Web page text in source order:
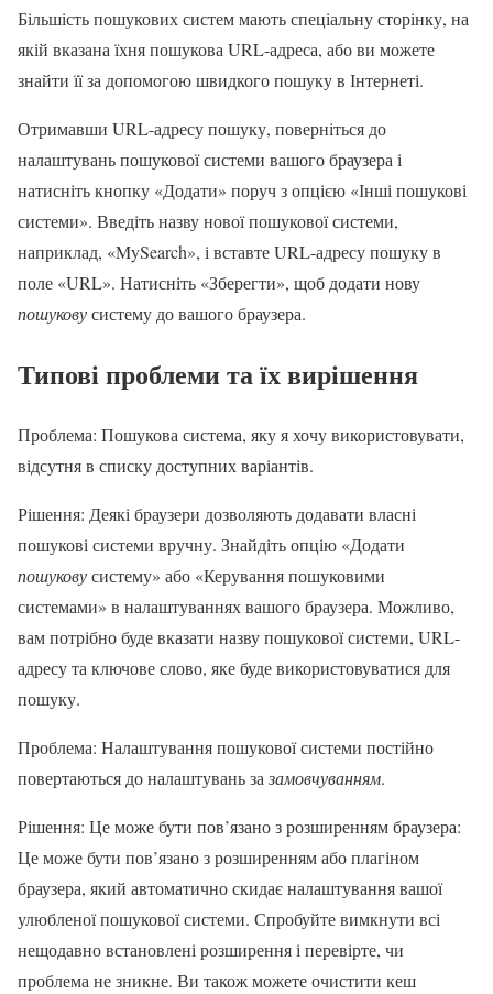
Більшість пошукових систем мають спеціальну сторінку, на
якій вказана їхня пошукова URL-адреса, або ви можете
знайти її за допомогою швидкого пошуку в Інтернеті.
Отримавши URL-адресу пошуку, поверніться до
налаштувань пошукової системи вашого браузера і
натисніть кнопку «Додати» поруч з опцією «Інші пошукові
системи». Введіть назву нової пошукової системи,
наприклад, «MySearch», і вставте URL-адресу пошуку в
поле «URL». Натисніть «Зберегти», щоб додати нову
пошуковусистему до вашого браузера.
Типові проблеми та їх вирішення
Проблема: Пошукова система, яку я хочу використовувати,
відсутня в списку доступних варіантів.
Рішення: Деякі браузери дозволяють додавати власні
пошукові системи вручну. Знайдіть опцію «Додати
пошуковусистему» або «Керування пошуковими
системами» в налаштуваннях вашого браузера. Можливо,
вам потрібно буде вказати назву пошукової системи, URL-
адресу та ключове слово, яке буде використовуватися для
пошуку.
Проблема: Налаштування пошукової системи постійно
повертаються до налаштувань за замовчуванням.
Рішення: Це може бути пов’язано з розширенням браузера:
Це може бути пов’язано з розширенням або плагіном
браузера, який автоматично скидає налаштування вашої
улюбленої пошукової системи. Спробуйте вимкнути всі
нещодавно встановлені розширення і перевірте, чи
проблема не зникне. Ви також можете очистити кеш